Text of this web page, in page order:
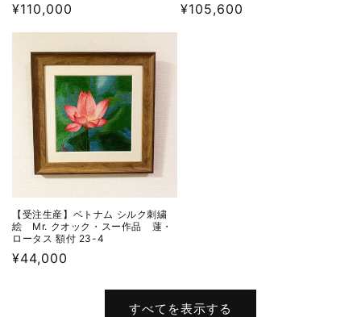
通
常
¥110,000
通
¥105,600
【受注生産】ベトナム シルク刺繍
絵 Mr. クオック・スー作品 蓮・
ロータス 額付 23-4
通
¥44,000
すべてを表示する